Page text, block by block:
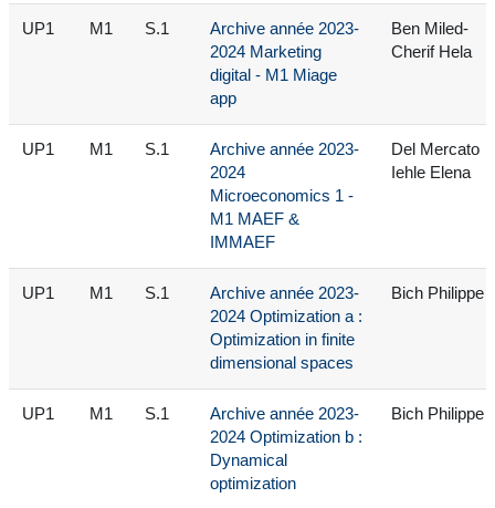
UP1 M1 S.1
Archive année 2023-
2024 Marketing
digital - M1 Miage
app
Ben Miled-
Cherif Hela
UP1 M1 S.1
Archive année 2023-
2024
Microeconomics 1 -
M1 MAEF &
IMMAEF
Del Mercato
Iehle Elena
UP1 M1 S.1
Archive année 2023-
2024 Optimization a :
Optimization in finite
dimensional spaces
Bich Philippe
UP1 M1 S.1
Archive année 2023-
2024 Optimization b :
Dynamical
optimization
Bich Philippe